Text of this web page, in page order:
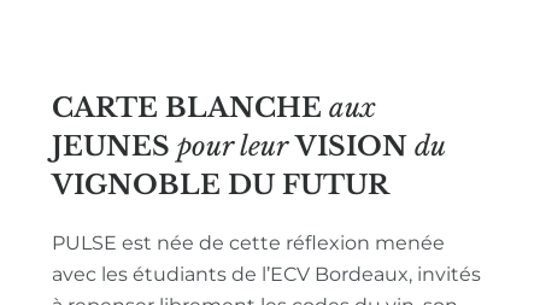
CARTE BLANCHE aux
JEUNES pour leur VISION du
VIGNOBLE DU FUTUR
PULSE est née de cette réflexion menée
avec les étudiants de l’ECV Bordeaux, invités